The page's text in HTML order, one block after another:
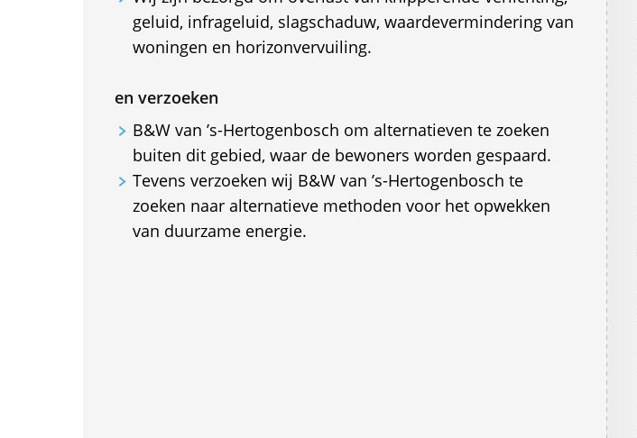
geluid, infrageluid, slagschaduw, waardevermindering van
woningen en horizonvervuiling.
en verzoeken
B&W van ’s-Hertogenbosch om alternatieven te zoeken
buiten dit gebied, waar de bewoners worden gespaard.
Tevens verzoeken wij B&W van ’s-Hertogenbosch te
zoeken naar alternatieve methoden voor het opwekken
van duurzame energie.